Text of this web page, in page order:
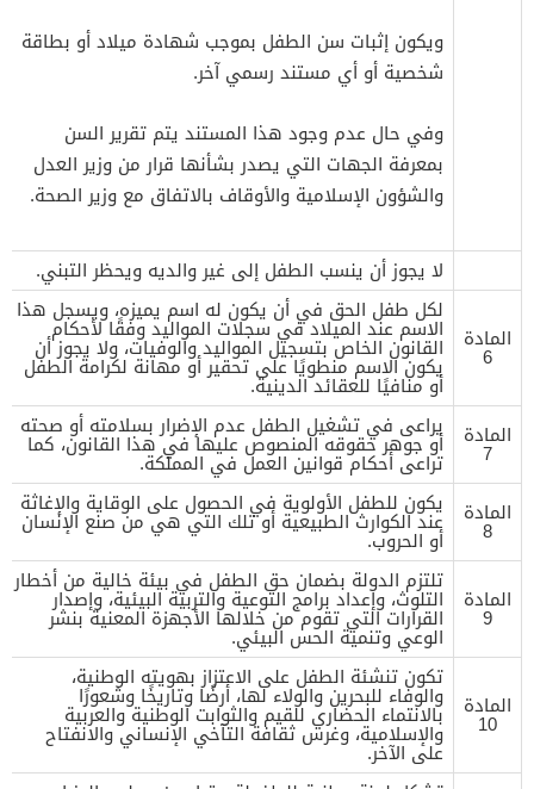
ويكون إثبات سن الطفل بموجب شهادة ميلاد أو بطاقة
شخصية أو أي مستند رسمي آخر.
وفي حال عدم وجود هذا المستند يتم تقرير السن
بمعرفة الجهات التي يصدر بشأنها قرار من وزير العدل
والشؤون الإسلامية والأوقاف بالاتفاق مع وزير الصحة.
لا يجوز أن ينسب الطفل إلى غير والديه ويحظر التبني.
المادة
6
لكل طفل الحق في أن يكون له اسم يميزه، ويسجل هذا
الاسم عند الميلاد في سجلات المواليد وفقًا لأحكام
القانون الخاص بتسجيل المواليد والوفيات، ولا يجوز أن
يكون الاسم منطويًا على تحقير أو مهانة لكرامة الطفل
أو منافيًا للعقائد الدينية.
المادة
7
يراعى في تشغيل الطفل عدم الإضرار بسلامته أو صحته
أو جوهر حقوقه المنصوص عليها في هذا القانون، كما
تراعى أحكام قوانين العمل في المملكة.
المادة
8
يكون للطفل الأولوية في الحصول على الوقاية والإغاثة
عند الكوارث الطبيعية أو تلك التي هي من صنع الإنسان
أو الحروب.
المادة
9
تلتزم الدولة بضمان حق الطفل في بيئة خالية من أخطار
التلوث، وإعداد برامج التوعية والتربية البيئية، وإصدار
القرارات التي تقوم من خلالها الأجهزة المعنية بنشر
الوعي وتنمية الحس البيئي.
المادة
10
تكون تنشئة الطفل على الاعتزاز بهويته الوطنية،
والوفاء للبحرين والولاء لها، أرضًا وتاريخًا وشعورًا
بالانتماء الحضاري للقيم والثوابت الوطنية والعربية
والإسلامية، وغرس ثقافة التآخي الإنساني والانفتاح
على الآخر.